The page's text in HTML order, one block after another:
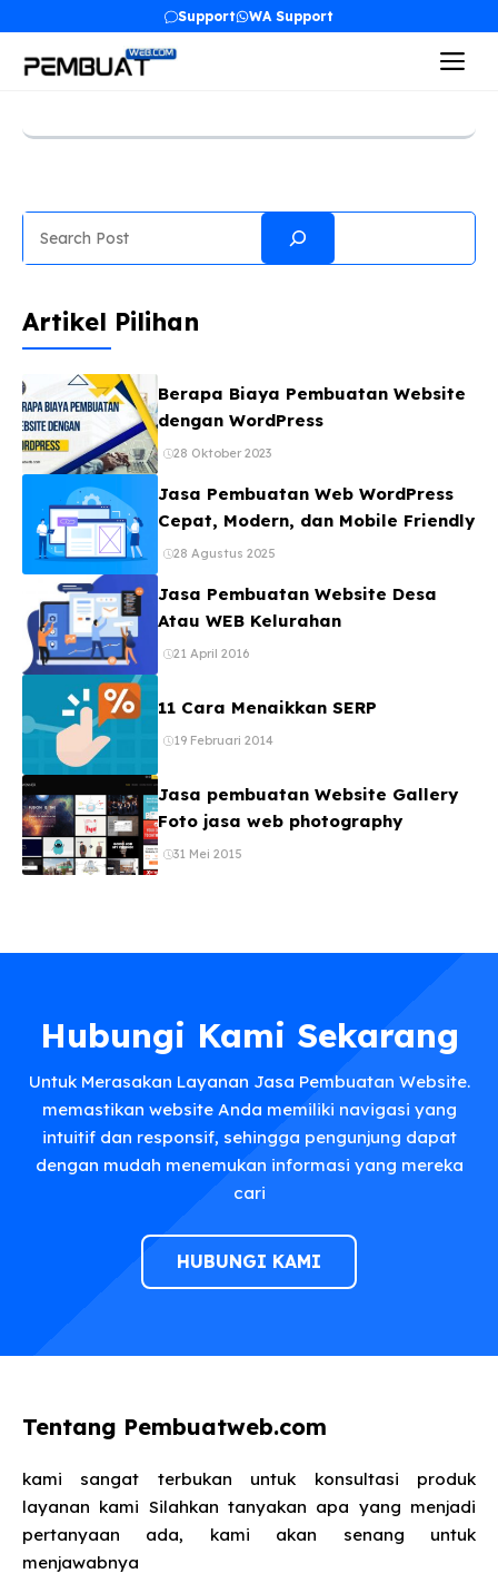
Support WA Support
Artikel Pilihan
Berapa Biaya Pembuatan Website
dengan WordPress
28 Oktober 2023
Jasa Pembuatan Web WordPress
Cepat, Modern, dan Mobile Friendly
28 Agustus 2025
Jasa Pembuatan Website Desa
Atau WEB Kelurahan
21 April 2016
11 Cara Menaikkan SERP
19 Februari 2014
Jasa pembuatan Website Gallery
Foto jasa web photography
31 Mei 2015
Hubungi Kami Sekarang
Untuk Merasakan Layanan Jasa Pembuatan Website.
memastikan website Anda memiliki navigasi yang
intuitif dan responsif, sehingga pengunjung dapat
dengan mudah menemukan informasi yang mereka
cari
HUBUNGI KAMI
Tentang Pembuatweb.com
kami sangat terbukan untuk konsultasi produk
layanan kami Silahkan tanyakan apa yang menjadi
pertanyaan ada, kami akan senang untuk
menjawabnya​